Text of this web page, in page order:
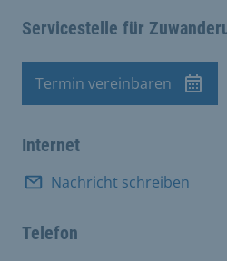
Servicestelle für
Termin
Termin vereinbaren
Internet
Nachricht schreiben
Telefon